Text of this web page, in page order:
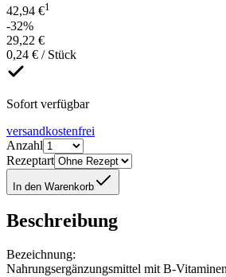
42,94 €1
-32%
29,22 €
0,24 € / Stück
Sofort verfügbar
versandkostenfrei
Anzahl
Rezeptart
In den Warenkorb
Beschreibung
Bezeichnung:
Nahrungsergänzungsmittel mit B-Vitaminen